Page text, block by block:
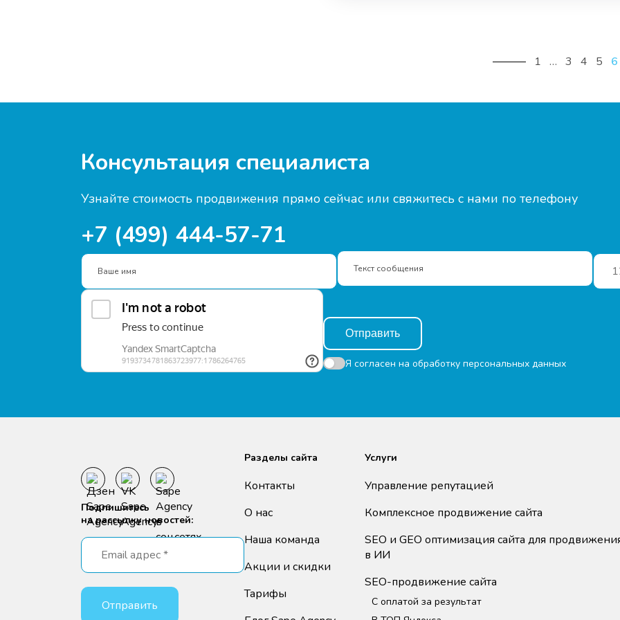
1 … 3 4 5 6
Консультация специалиста
Узнайте стоимость продвижения прямо сейчас или свяжитесь с нами по телефону
+7 (499) 444-57-71
Ваше имя Текст сообщения
Отправить
Я согласен на обработку персональных данных
Подпишитесь
на рассылку новостей:
Разделы сайта
Контакты
О нас
Наша команда
Акции и скидки
Тарифы
Услуги
Управление репутацией
Комплексное продвижение сайта
SEO и GEO оптимизация сайта для
в ИИ
SEO-продвижение сайта
С оплатой за результат